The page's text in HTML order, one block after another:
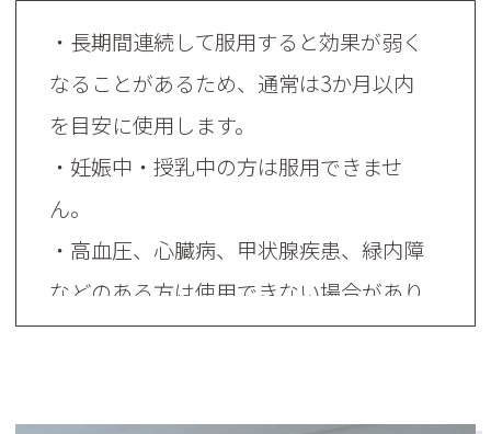
・長期間連続して服用すると効果が弱く
なることがあるため、通常は3か月以内
を目安に使用します。
・妊娠中・授乳中の方は服用できませ
ん。
・高血圧、心臓病、甲状腺疾患、緑内障
などのある方は使用できない場合があり
ます。
とが大切です。